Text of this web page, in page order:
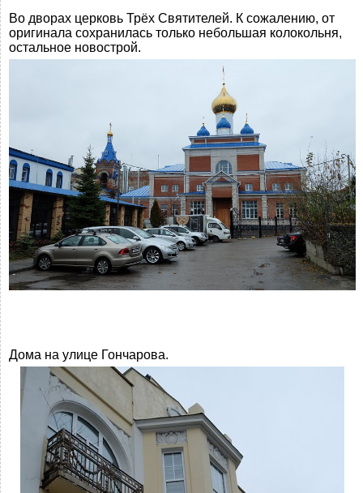
Во дворах церковь Трёх Святителей. К сожалению, от
оригинала сохранилась только небольшая колокольня,
остальное новострой.
Дома на улице Гончарова.